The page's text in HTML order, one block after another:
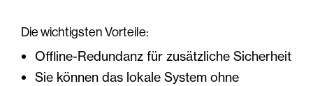
Die wichtigsten Vorteile:
Offline-Redundanz für zusätzliche Sicherheit
Sie können das lokale System ohne